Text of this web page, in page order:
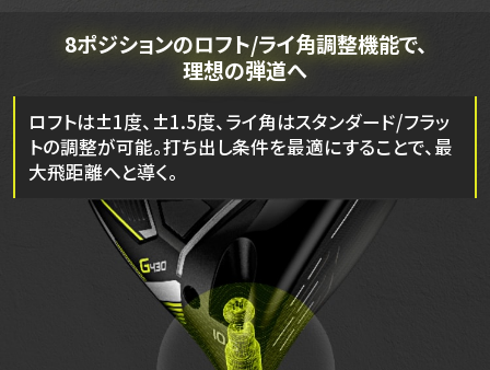
8ポジションのロフト/ライ角調整機能で、
理想の弾道へ
ロフトは±1度、±1.5度、ライ角はスタンダード/フラッ
トの調整が可能。打ち出し条件を最適にすることで、最
大飛距離へと導く。